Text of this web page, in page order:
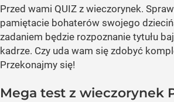
Przed wami QUIZ z wieczorynek.
pamiętacie bohaterów swojego
zadaniem będzie rozpoznanie tytułu
kadrze. Czy uda wam się zdobyć
Przekonajmy się!
Mega test z wieczorynek